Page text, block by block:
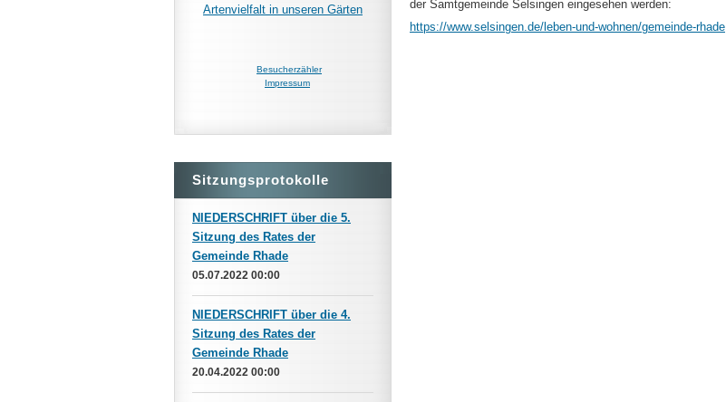
der Samtgemeinde Selsingen eingesehen werden:
https://www.selsingen.de/leben-und-wohnen/gemeinde-rhade
Artenvielfalt in unseren Gärten
Besucherzähler
Impressum
Sitzungsprotokolle
NIEDERSCHRIFT über die 5.
Sitzung des Rates der
Gemeinde Rhade
05.07.2022 00:00
NIEDERSCHRIFT über die 4.
Sitzung des Rates der
Gemeinde Rhade
20.04.2022 00:00